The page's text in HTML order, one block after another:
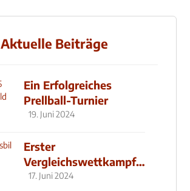
Aktuelle Beiträge
Ein Erfolgreiches
Prellball-Turnier
19. Juni 2024
Erster
Vergleichswettkampf
seit 2019
17. Juni 2024